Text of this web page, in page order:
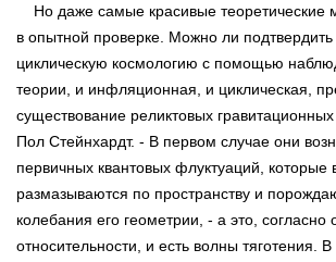
Но даже самые красивые теоретические
в опытной проверке. Можно ли подтвердить
циклическую космологию с помощью
теории, и инфляционная, и циклическая,
существование реликтовых
Пол Стейнхардт. - В первом случае они
первичных квантовых флуктуаций,
размазываются по пространству и
колебания его геометрии, - а это,
относительности, и есть волны тяготения.